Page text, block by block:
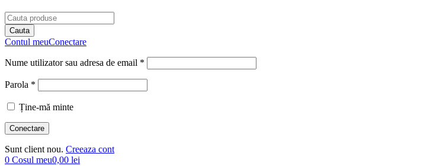
Contul meuConectare
Nume utilizator sau adresa de email *
Parola *
Ține-mă minte
Sunt client nou. Creeaza cont
0 Cosul meu0,00 lei